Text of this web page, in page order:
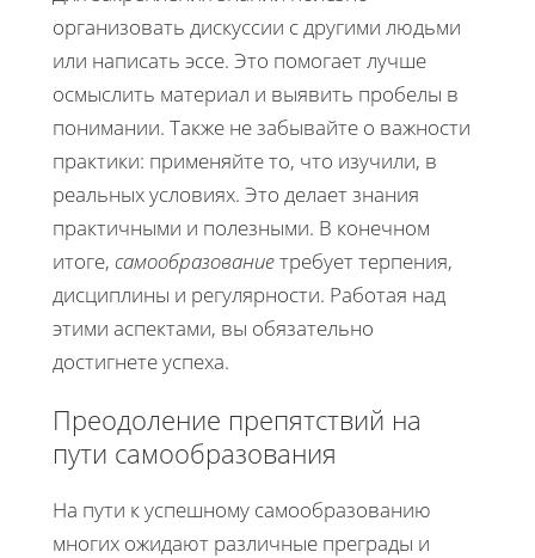
организовать дискуссии с другими людьми
или написать эссе. Это помогает лучше
осмыслить материал и выявить пробелы в
понимании. Также не забывайте о важности
практики: применяйте то, что изучили, в
реальных условиях. Это делает знания
практичными и полезными. В конечном
итоге, самообразованиетребует терпения,
дисциплины и регулярности. Работая над
этими аспектами, вы обязательно
достигнете успеха.
Преодоление препятствий на
пути самообразования
На пути к успешному самообразованию
многих ожидают различные преграды и